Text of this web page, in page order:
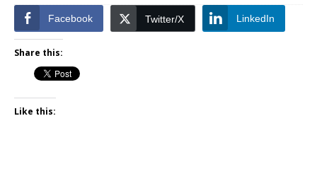
Facebook Twitter/X LinkedIn
Share this:
Like this: